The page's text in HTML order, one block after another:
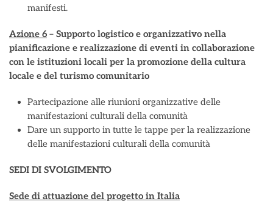
manifesti.
Azione 6 – Supporto logistico e organizzativo nella
pianificazione e realizzazione di eventi in collaborazione
con le istituzioni locali per la promozione della cultura
locale e del turismo comunitario
Partecipazione alle riunioni organizzative delle
manifestazioni culturali della comunità
Dare un supporto in tutte le tappe per la realizzazione
delle manifestazioni culturali della comunità
SEDI DI SVOLGIMENTO
Sede di attuazione del progetto in Italia